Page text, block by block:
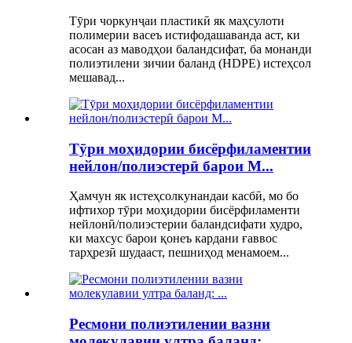
Тӯри чоркунҷаи пластикӣ як маҳсулоти
полимерии васеъ истифодашаванда аст, ки
асосан аз маводҳои баландсифат, ба монанди
полиэтилени зичии баланд (HDPE) истеҳсол
мешавад...
Тӯри моҳидории бисёрфиламентии
нейлон/полиэстерӣ барои M...
Ҳамчун як истеҳсолкунандаи касбӣ, мо бо
ифтихор тӯри моҳидории бисёрфиламенти
нейлонӣ/полиэстерии баландсифати худро,
ки махсус барои қонеъ кардани ғаввос
тарҳрезӣ шудааст, пешниҳод менамоем...
Ресмони полиэтилении вазни